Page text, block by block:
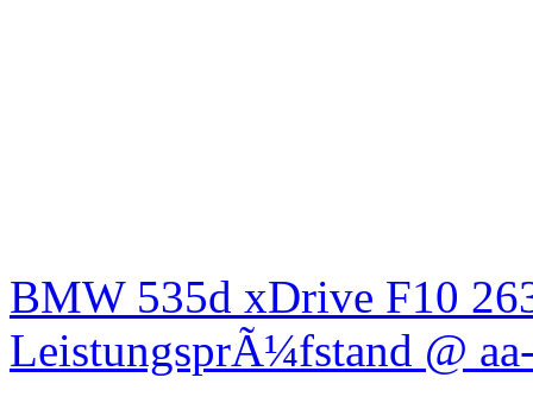
BMW 535d xDrive F10
LeistungsprÃ¼fstand @